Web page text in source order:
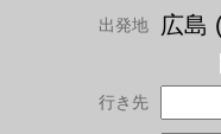
出発地 広島
行き先